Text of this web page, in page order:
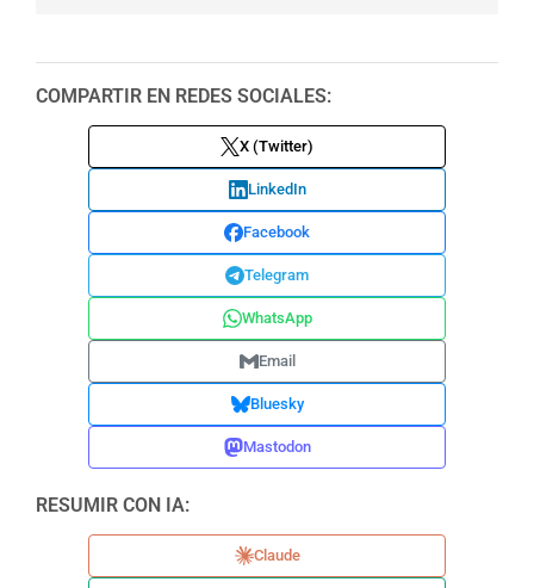
COMPARTIR EN REDES SOCIALES:
X (Twitter)
LinkedIn
Facebook
Telegram
WhatsApp
Email
Bluesky
Mastodon
RESUMIR CON IA:
Claude